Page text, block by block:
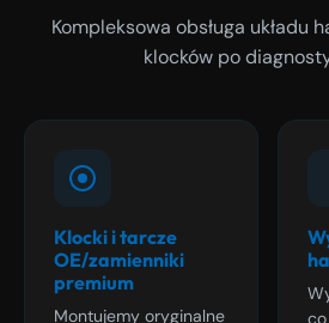
Kompleksowa obsługa układu
klocków po
Klocki i tarcze
OE/zamienniki
premium
Montujemy oryginalne